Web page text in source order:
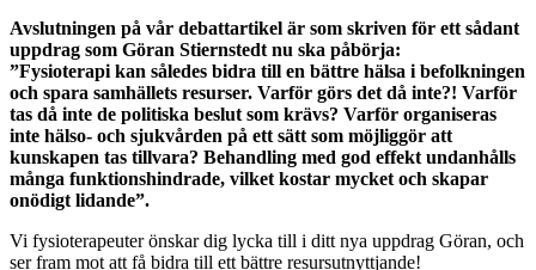
Avslutningen på vår debattartikel är som skriven för ett sådant
uppdrag som Göran Stiernstedt nu ska påbörja:
”Fysioterapi kan således bidra till en bättre hälsa i befolkningen
och spara samhällets resurser. Varför görs det då inte?! Varför
tas då inte de politiska beslut som krävs? Varför organiseras
inte hälso- och sjukvården på ett sätt som möjliggör att
kunskapen tas tillvara? Behandling med god effekt undanhålls
många funktionshindrade, vilket kostar mycket och skapar
onödigt lidande”.
Vi fysioterapeuter önskar dig lycka till i ditt nya uppdrag Göran, och
ser fram mot att få bidra till ett bättre resursutnyttjande!